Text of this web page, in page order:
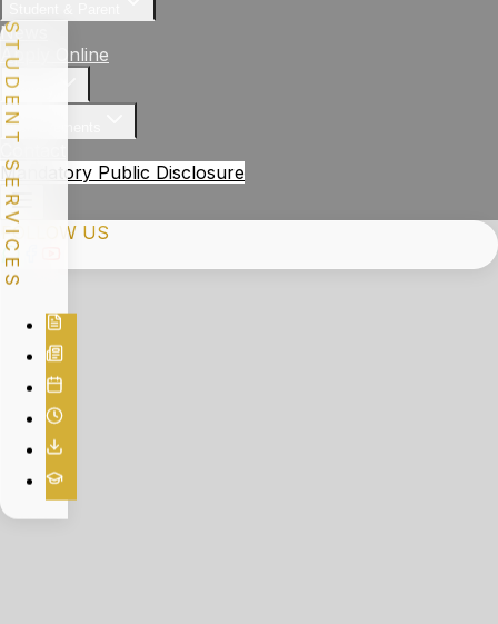
News
Apply Online
Gallery
Achievements
Mandatory Public Disclosure
FOLLOW US
STUDENT SERVICES